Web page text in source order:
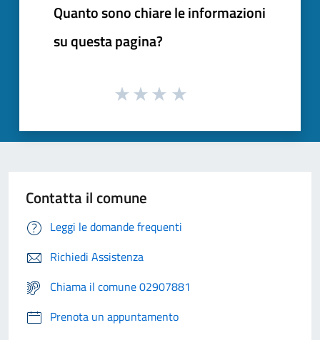
Quanto sono chiare le informazioni
su questa pagina?
Contatta il comune
Leggi le domande frequenti
Richiedi Assistenza
Chiama il comune 02907881
Prenota un appuntamento